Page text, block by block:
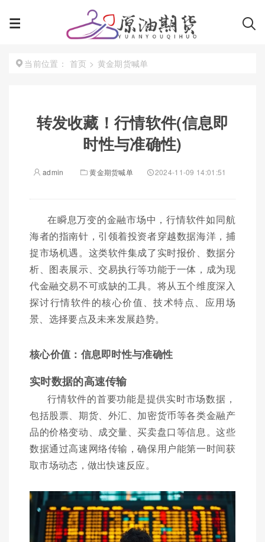
当前位置： 首页 > 黄金期货喊单
转发收藏！行情软件(信息即
时性与准确性)
admin 黄金期货喊单 2024-11-09 14:01:51
在瞬息万变的金融市场中，行情软件如同航
海者的指南针，引领着投资者穿越数据海洋，捕
捉市场机遇。这类软件集成了实时报价、数据分
析、图表展示、交易执行等功能于一体，成为现
代金融交易不可或缺的工具。将从五个维度深入
探讨行情软件的核心价值、技术特点、应用场
景、选择要点及未来发展趋势。
核心价值：信息即时性与准确性
实时数据的高速传输
行情软件的首要功能是提供实时市场数据，
包括股票、期货、外汇、加密货币等各类金融产
品的价格变动、成交量、买卖盘口等信息。这些
数据通过高速网络传输，确保用户能第一时间获
取市场动态，做出快速反应。